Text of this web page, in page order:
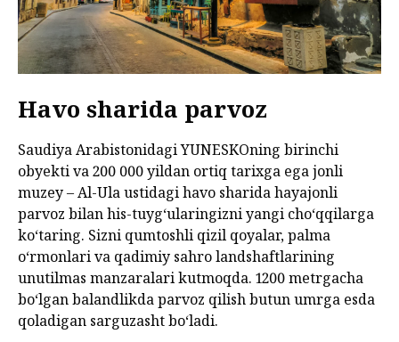
Havo sharida parvoz
Saudiya Arabistonidagi YUNESKOning birinchi
obyekti va 200 000 yildan ortiq tarixga ega jonli
muzey – Al-Ula ustidagi havo sharida hayajonli
parvoz bilan his-tuyg‘ularingizni yangi cho‘qqilarga
ko‘taring. Sizni qumtoshli qizil qoyalar, palma
o‘rmonlari va qadimiy sahro landshaftlarining
unutilmas manzaralari kutmoqda. 1200 metrgacha
bo‘lgan balandlikda parvoz qilish butun umrga esda
qoladigan sarguzasht bo‘ladi.